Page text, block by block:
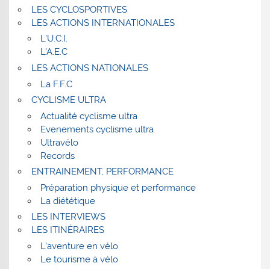
LES CYCLOSPORTIVES
LES ACTIONS INTERNATIONALES
L’U.C.I.
L’A.E.C
LES ACTIONS NATIONALES
La F.F.C
CYCLISME ULTRA
Actualité cyclisme ultra
Evenements cyclisme ultra
Ultravélo
Records
ENTRAINEMENT, PERFORMANCE
Préparation physique et performance
La diététique
LES INTERVIEWS
LES ITINÉRAIRES
L’aventure en vélo
Le tourisme à vélo